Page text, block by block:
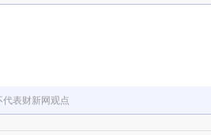
表财新网观点